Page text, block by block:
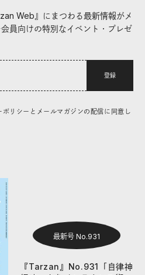
Web』にまつわる最新情報がメ
員向けの特別なイベント・プレゼ
登録
リシーとメールマガジンの配信に同意し
最新号 No.931
『Tarzan』No.931「自律神